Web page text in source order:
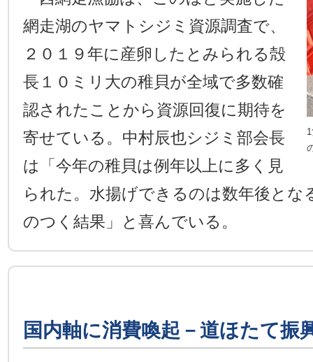
網走湖のヤマトシジミ資源調査で、
２０１９年に産卵したとみられる殻
長１０ミリ大の稚貝が全域で多数確
認されたことから資源回復に期待を
寄せている。中村辰也シジミ部会長
は「今年の稚貝は例年以上に多く見
られた。水揚げできるのは数年後とな
のつく結果」と喜んでいる。
国内軸に消費喚起－道ほたて振